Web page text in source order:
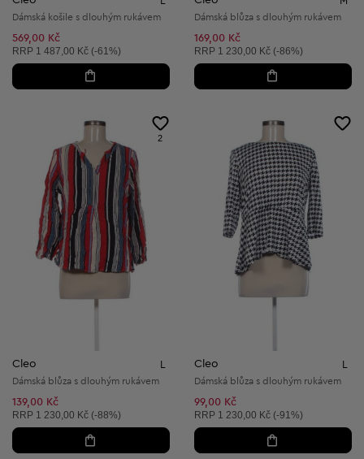
Dámská košile s dlouhým rukávem
569,00 Kč
Doporučená cena:
RRP 1 487,00 Kč (-61%)
Dámská blůza s dlouhým rukávem
169,00 Kč
Doporučená cena:
RRP 1 230,00 Kč (-86%)
2
Cleo L
Dámská blůza s dlouhým rukávem
139,00 Kč
Doporučená cena:
RRP 1 230,00 Kč (-88%)
Cleo L
Dámská blůza s dlouhým rukávem
99,00 Kč
Doporučená cena:
RRP 1 230,00 Kč (-91%)